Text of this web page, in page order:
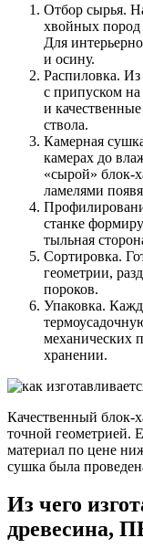
Отбор сырья.
хвойных пород
Для
и осину.
Распиловка.
с припуском
и
ствола.
Камерная
камерах до
«сырой» блок-
ламелями
станке
тыльная
Сортировка.
геометрии,
пороков.
Упаковка.
механических
хранении.
Качественный блок-
точной геометрией.
материал по цене
сушка была
Из чего
древесина,